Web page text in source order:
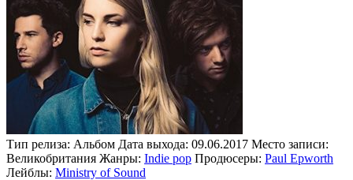
Тип релиза: Альбом Дата выхода: 09.06.2017 Место записи:
Великобритания Жанры: Indie pop Продюсеры: Paul Epworth
Лейблы: Ministry of Sound